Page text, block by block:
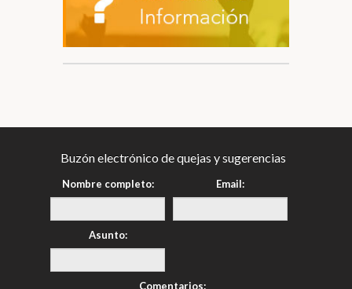
Buzón electrónico de quejas y sugerencias
Nombre completo: Email:
Asunto:
Comentarios: